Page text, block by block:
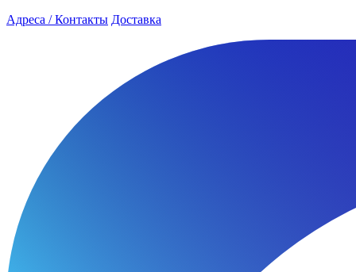
Адреса / Контакты Доставка